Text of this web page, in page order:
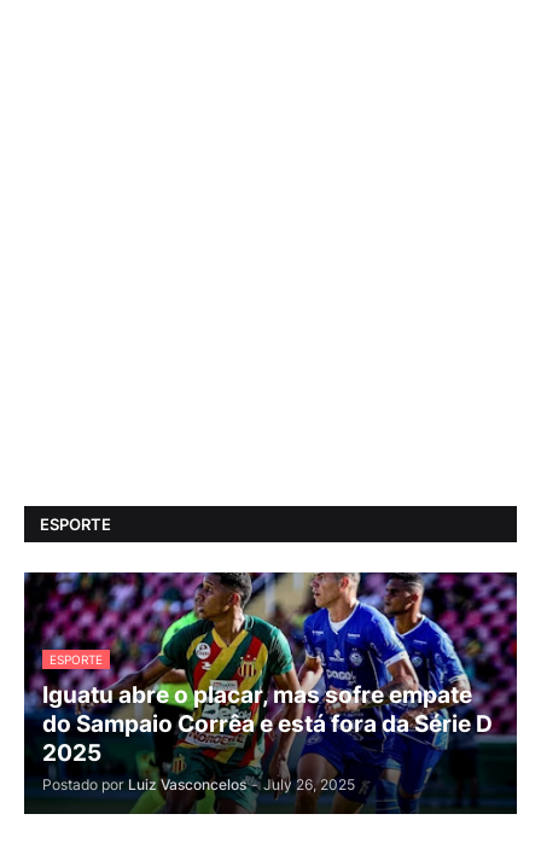
ESPORTE
ESPORTE
Iguatu abre o placar, mas sofre empate
do Sampaio Corrêa e está fora da Série D
2025
Postado por Luiz Vasconcelos - July 26, 2025